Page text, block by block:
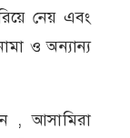
নেয় এবং
ও অন্যান্য
, আসামিরা